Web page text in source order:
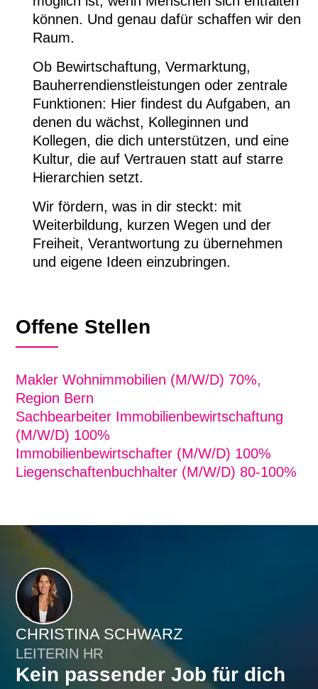
können. Und genau dafür schaffen wir den
Raum.
Ob Bewirtschaftung, Vermarktung,
Bauherrendienstleistungen oder zentrale
Funktionen: Hier findest du Aufgaben, an
denen du wächst, Kolleginnen und
Kollegen, die dich unterstützen, und eine
Kultur, die auf Vertrauen statt auf starre
Hierarchien setzt.
Wir fördern, was in dir steckt: mit
Weiterbildung, kurzen Wegen und der
Freiheit, Verantwortung zu übernehmen
und eigene Ideen einzubringen.
Offene Stellen
Makler Wohnimmobilien (M/W/D) 70%,
Region Bern
Sachbearbeiter Immobilienbewirtschaftung
(M/W/D) 100%
Immobilienbewirtschafter (M/W/D) 100%
Liegenschaftenbuchhalter (M/W/D) 80-100%
CHRISTINA SCHWARZ
LEITERIN HR
Kein passender Job für dich